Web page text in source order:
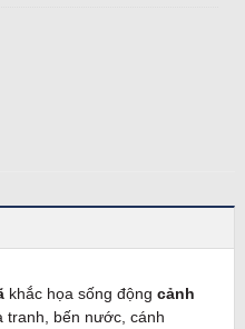
khắc họa sống động cảnh
tranh, bến nước, cánh